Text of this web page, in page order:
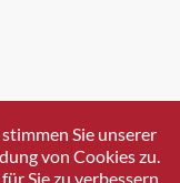
Sie unserer
von Cookies zu.
Sie zu verbessern.